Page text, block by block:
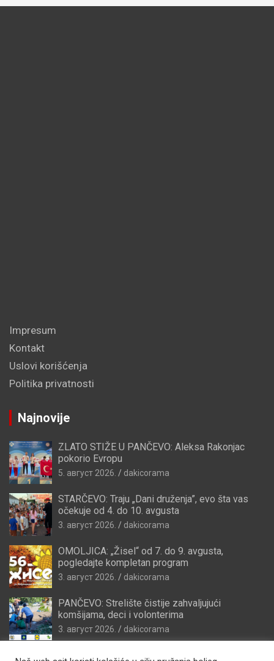
Impresum
Kontakt
Uslovi korišćenja
Politika privatnosti
Najnovije
ZLATO STIŽE U PANČEVO: Aleksa Rakonjac
pokorio Evropu
5. август 2026. dakicorama
STARČEVO: Traju „Dani druženja”, evo šta vas
očekuje od 4. do 10. avgusta
3. август 2026. dakicorama
OMOLJICA: „Žisel“ od 7. do 9. avgusta,
pogledajte kompletan program
3. август 2026. dakicorama
PANČEVO: Strelište čistije zahvaljujući
komšijama, deci i volonterima
3. август 2026. dakicorama